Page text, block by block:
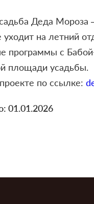
Деда Мороза
на летний
программы с
площади усадьбы.
по ссылке:
01.01.2026